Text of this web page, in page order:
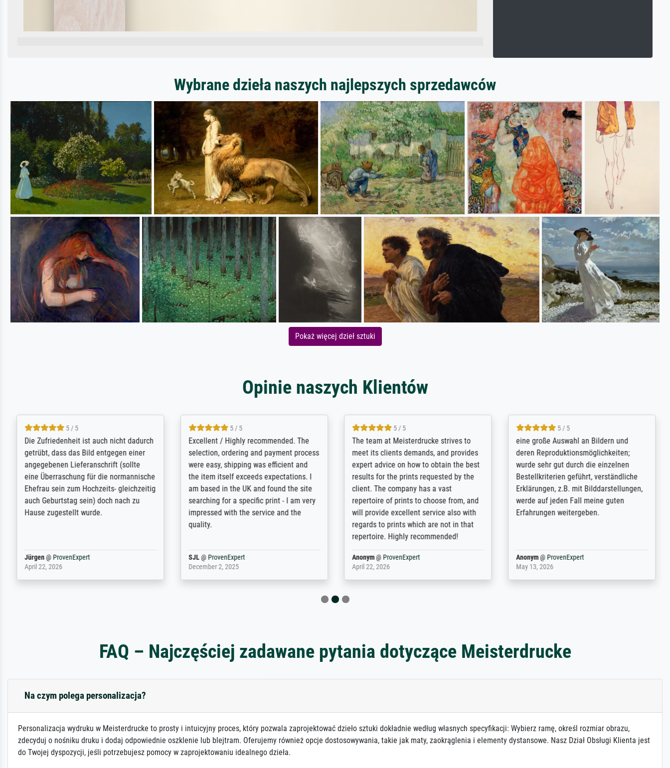
Wybrane dzieła naszych najlepszych sprzedawców
Pokaż więcej dzieł sztuki
Opinie naszych Klientów
5 / 5
Die Zufriedenheit ist auch nicht dadurch
getrübt, dass das Bild entgegen einer
angegebenen Lieferanschrift (sollte
eine Überraschung für die normannische
Ehefrau sein zum Hochzeits- gleichzeitig
auch Geburtstag sein) doch nach zu
Hause zugestellt wurde.
Jürgen@ ProvenExpert
April 22, 2026
5 / 5
Excellent / Highly recommended. The
selection, ordering and payment process
were easy, shipping was efficient and
the item itself exceeds expectations. I
am based in the UK and found the site
searching for a specific print - I am very
impressed with the service and the
quality.
SJL@ ProvenExpert
December 2, 2025
5 / 5
The team at Meisterdrucke strives to
meet its clients demands, and provides
expert advice on how to obtain the best
results for the prints requested by the
client. The company has a vast
repertoire of prints to choose from, and
will provide excellent service also with
regards to prints which are not in that
repertoire. Highly recommended!
Anonym@ ProvenExpert
April 22, 2026
5 / 5
eine große Auswahl an Bildern und
deren Reproduktionsmöglichkeiten;
wurde sehr gut durch die einzelnen
Bestellkriterien geführt, verständliche
Erklärungen, z.B. mit Bilddarstellungen,
werde auf jeden Fall meine guten
Erfahrungen weitergeben.
Anonym@ ProvenExpert
May 13, 2026
FAQ – Najczęściej zadawane pytania dotyczące Meisterdrucke
Na czym polega personalizacja?
Personalizacja wydruku w Meisterdrucke to prosty i intuicyjny proces, który pozwala zaprojektować dzieło sztuki dokładnie według własnych specyfikacji: Wybierz ramę, określ rozmiar obrazu,
zdecyduj o nośniku druku i dodaj odpowiednie oszklenie lub blejtram. Oferujemy również opcje dostosowywania, takie jak maty, zaokrąglenia i elementy dystansowe. Nasz Dział Obsługi Klienta jest
do Twojej dyspozycji, jeśli potrzebujesz pomocy w zaprojektowaniu idealnego dzieła.